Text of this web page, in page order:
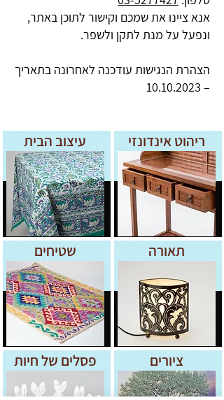
אנא ציינו את שמכם וקישור לתוכן באתר,
ונפעל על מנת לתקן ולשפר.
הצהרת הנגישות עודכנה לאחרונה בתאריך
–
10.10.2023
ריהוט אינדונזי
תאורה
ציורים
עיצוב הבית
שטיחים
פסלים של חיות